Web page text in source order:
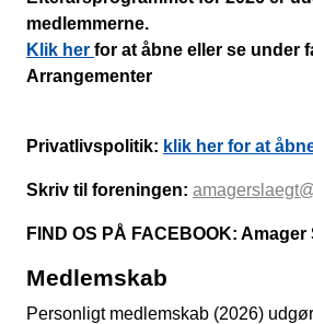
medlemmerne.
Klik her for at åbne eller se under
Arrangementer
Privatlivspolitik: klik her for at
Skriv til foreningen:
FIND OS PÅ FACEBOOK: Amager
Medlemskab
Personligt medlemskab (2026)